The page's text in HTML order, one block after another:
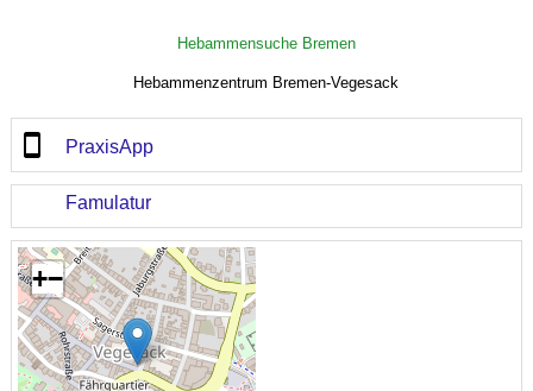
Hebammensuche Bremen
Hebammenzentrum Bremen-Vegesack
PraxisApp
Famulatur
+−